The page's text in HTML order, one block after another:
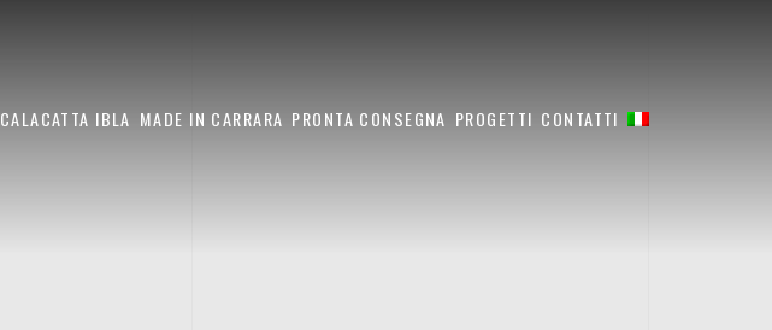
CALACATTA IBLA MADE IN CARRARA PRONTA CONSEGNA PROGETTI CONTATTI